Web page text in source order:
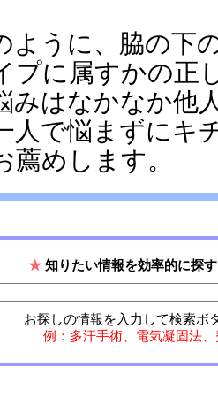
ように、脇の下
プに属すかの正
みはなかなか他
人で悩まずにキ
薦めします。
★ 知りたい情報を効率的に探
お探しの情報を入力して検索ボ
例：多汗手術、電気凝固法